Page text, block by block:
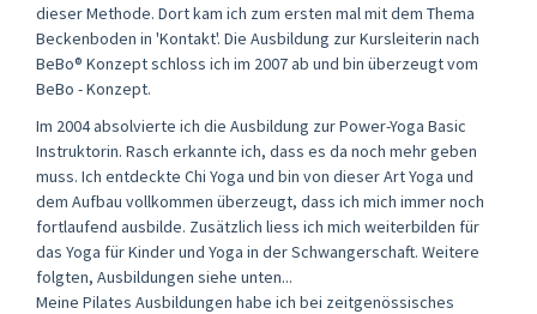
dieser Methode. Dort kam ich zum ersten mal mit dem Thema
Beckenboden in 'Kontakt'. Die Ausbildung zur Kursleiterin nach
BeBo® Konzept schloss ich im 2007 ab und bin überzeugt vom
BeBo - Konzept.
Im 2004 absolvierte ich die Ausbildung zur Power-Yoga Basic
Instruktorin. Rasch erkannte ich, dass es da noch mehr geben
muss. Ich entdeckte Chi Yoga und bin von dieser Art Yoga und
dem Aufbau vollkommen überzeugt, dass ich mich immer noch
fortlaufend ausbilde. Zusätzlich liess ich mich weiterbilden für
das Yoga für Kinder und Yoga in der Schwangerschaft. Weitere
folgten, Ausbildungen siehe unten...
Meine Pilates Ausbildungen habe ich bei zeitgenössisches